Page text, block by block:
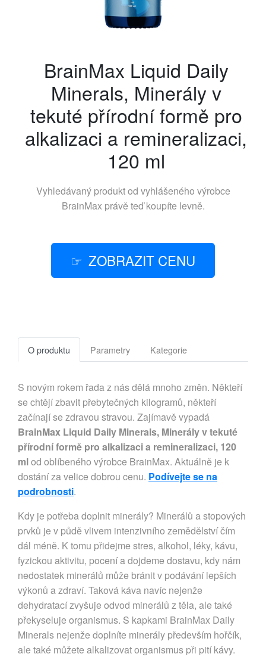
BrainMax Liquid Daily
Minerals, Minerály v
tekuté přírodní formě pro
alkalizaci a remineralizaci,
120 ml
Vyhledávaný produkt od vyhlášeného výrobce
BrainMaxprávě teď koupíte levně.
ZOBRAZIT CENU
O produktu Parametry Kategorie
S novým rokem řada z nás dělá mnoho změn. Někteří
se chtějí zbavit přebytečných kilogramů, někteří
začínají se zdravou stravou. Zajímavě vypadá
BrainMax Liquid Daily Minerals, Minerály v tekuté
přírodní formě pro alkalizaci a remineralizaci, 120
mlod oblíbeného výrobce BrainMax. Aktuálně je k
dostání za velice dobrou cenu. Podívejte se na
podrobnosti.
Kdy je potřeba doplnit minerály? Minerálů a stopových
prvků je v půdě vlivem intenzivního zemědělství čím
dál méně. K tomu přidejme stres, alkohol, léky, kávu,
fyzickou aktivitu, pocení a dojdeme dostavu, kdy nám
nedostatek minerálů může bránit v podávání lepších
výkonů a zdraví. Taková káva navíc nejenže
dehydratací zvyšuje odvod minerálů z těla, ale také
překyseluje organismus. S kapkami BrainMax Daily
Minerals nejenže doplníte minerály především hořčík,
ale také můžete alkalizovat organismus při pití kávy.